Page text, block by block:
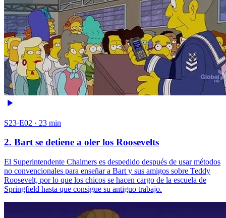
S23·E02 · 23 min
2. Bart se detiene a oler los Roosevelts
El Superintendente Chalmers es despedido después de usar métodos
no convencionales para enseñar a Bart y sus amigos sobre Teddy
Roosevelt, por lo que los chicos se hacen cargo de la escuela de
Springfield hasta que consigue su antiguo trabajo.